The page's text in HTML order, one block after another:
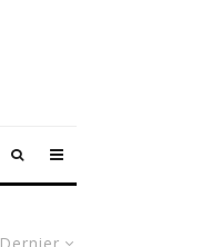
Dernier